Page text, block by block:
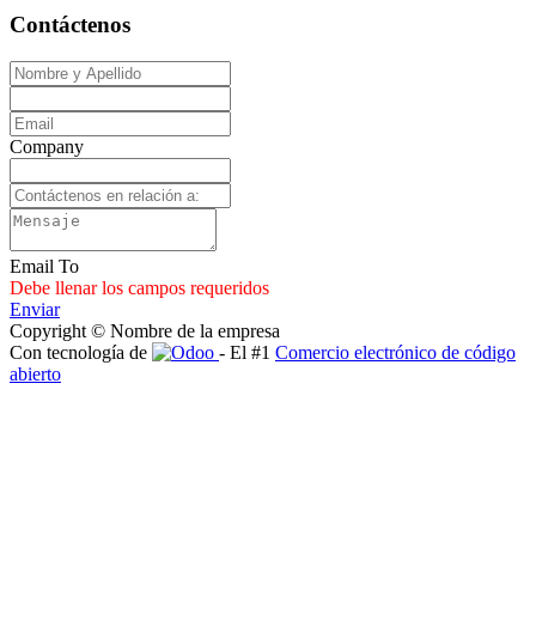
Contáctenos
Company
Email To
Debe llenar los campos requeridos
Enviar
Copyright © Nombre de la empresa
Con tecnología de
- El #1 Comercio electrónico de código
abierto